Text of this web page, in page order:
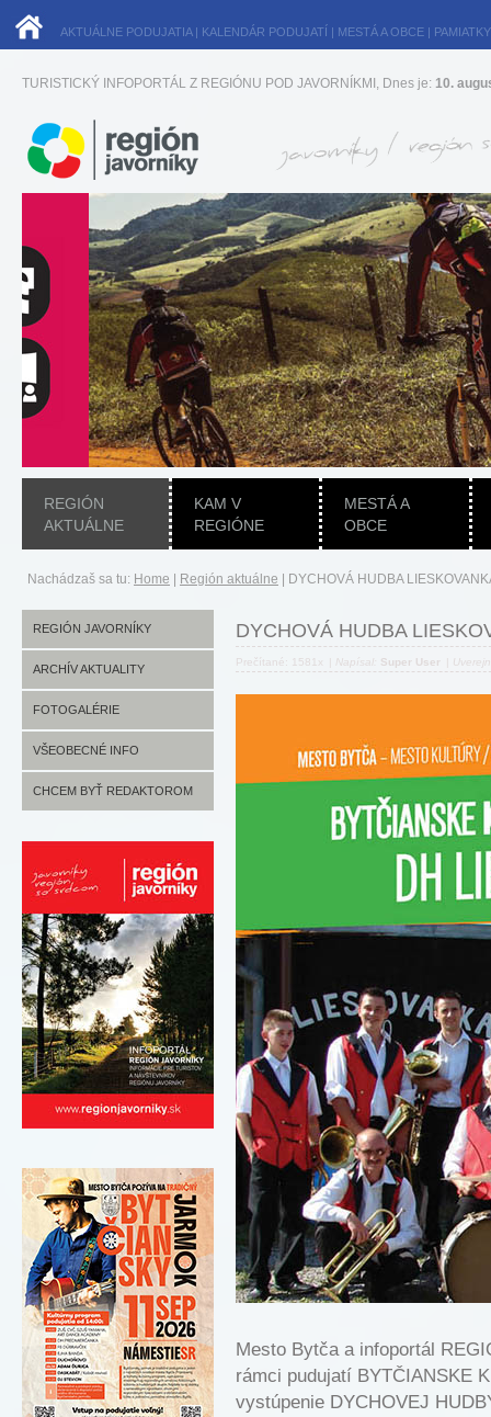
AKTUÁLNE PODUJATIA| KALENDÁR PODUJATÍ | MESTÁ A OBCE | PAMIATKY
TURISTICKÝ INFOPORTÁL Z REGIÓNU POD JAVORNÍKMI, Dnes je: 10.
REGIÓN
AKTUÁLNE
KAM V
REGIÓNE
MESTÁ A
OBCE
Nachádzaš sa tu: Home Región aktuálne DYCHOVÁ HUDBA
REGIÓN JAVORNÍKY
ARCHÍV AKTUALITY
FOTOGALÉRIE
VŠEOBECNÉ INFO
CHCEM BYŤ REDAKTOROM
DYCHOVÁ HUDBA
Prečítané: 1581x Napísal: Super User
Mesto Bytča a infoportál
rámci pudujatí BYTČIANSKE
vystúpenie DYCHOVEJ